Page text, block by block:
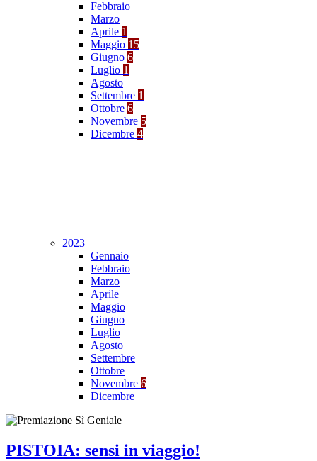
Febbraio
Marzo
Aprile 1
Maggio 15
Giugno 6
Luglio 1
Agosto
Settembre 1
Ottobre 6
Novembre 5
Dicembre 4
2023
Gennaio
Febbraio
Marzo
Aprile
Maggio
Giugno
Luglio
Agosto
Settembre
Ottobre
Novembre 6
Dicembre
PISTOIA: sensi in viaggio!